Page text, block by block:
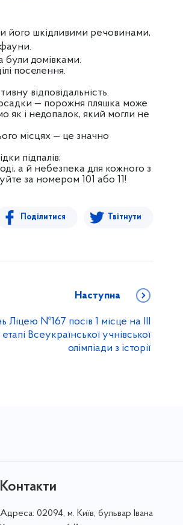
його шкідливими речовинами,
були домівками.
поселення.
відповідальність.
— порожня пляшка може
як і недопалок, який могли не
місцях — це значно
підпалів;
а й небезпека для кожного з
за номером 101 або 11!
Поділитися Твітнути
Наступна
Ліцею №167 посів 1 місце на ІІІ
Всеукраїнської учнівської
олімпіади з історії
Контакти
Адреса: 02094, м. Київ, бульвар Івана